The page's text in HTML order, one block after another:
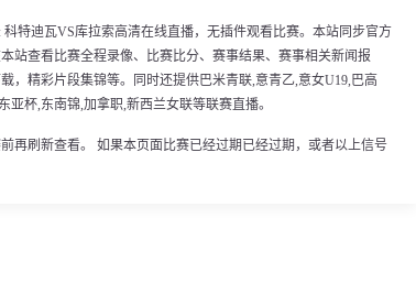
科特迪瓦VS库拉索高清在线直播，无插件观看比赛。本站同步官方
站查看比赛全程录像、比赛比分、赛事结果、赛事相关新闻报
，精彩片段集锦等。同时还提供巴米青联,意青乙,意女U19,巴高
杯,东南锦,加拿职,新西兰女联等联赛直播。
再刷新查看。 如果本页面比赛已经过期已经过期，或者以上信号